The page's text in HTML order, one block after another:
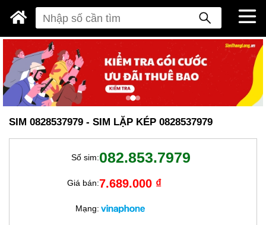
SIM 0828537979 - SIM LẶP KÉP 0828537979
Số sim:082.853.7979
Giá bán:7.689.000 ₫
Mạng: